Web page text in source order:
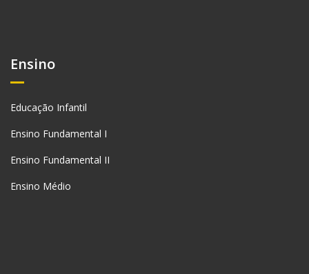
Ensino
Educação Infantil
Ensino Fundamental I
Ensino Fundamental II
Ensino Médio